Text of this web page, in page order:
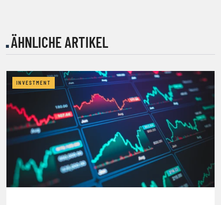
ÄHNLICHE ARTIKEL
INVESTMENT